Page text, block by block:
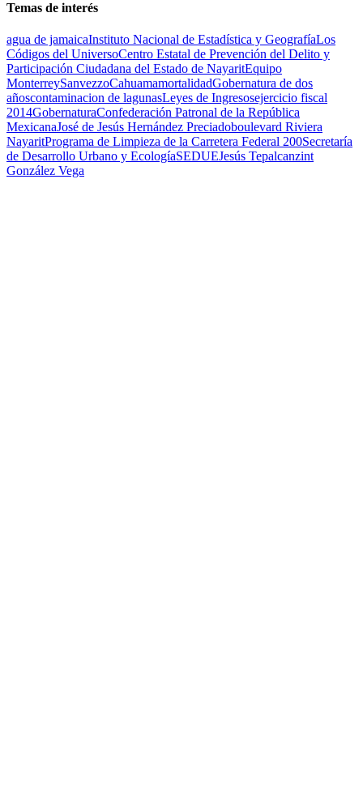
Temas de interés
agua de jamaicaInstituto Nacional de Estadística y GeografíaLos
Códigos del UniversoCentro Estatal de Prevención del Delito y
Participación Ciudadana del Estado de NayaritEquipo
MonterreySanvezzoCahuamamortalidadGobernatura de dos
añoscontaminacion de lagunasLeyes de Ingresosejercicio fiscal
2014GobernaturaConfederación Patronal de la República
MexicanaJosé de Jesús Hernández Preciadoboulevard Riviera
NayaritPrograma de Limpieza de la Carretera Federal 200Secretaría
de Desarrollo Urbano y EcologíaSEDUEJesús Tepalcanzint
González Vega